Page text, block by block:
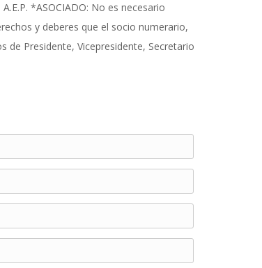
*ASOCIADO: No es necesario
y deberes que el socio numerario,
de Presidente, Vicepresidente, Secretario